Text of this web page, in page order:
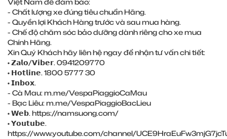
Việt Nam để đảm bảo:
- Chất lượng xe đúng tiêu chuẩn Hãng.
- Quyền lợi Khách Hàng trước và sau mua hàng.
- Chế độ chăm sóc bảo dưỡng dành riêng cho xe mua
Chính Hãng.
Xin Quý Khách hãy liên hệ ngay để nhận tư vấn chi tiết:
• 𝗭𝗮𝗹𝗼/𝗩𝗶𝗯𝗲𝗿. 0941209770
• 𝗛𝗼𝘁𝗹𝗶𝗻𝗲. 1800 5777 30
• 𝗜𝗻𝗯𝗼𝘅.
- Cà Mau:m.me/VespaPiaggioCaMau
- Bạc Liêu:m.me/VespaPiaggioBacLieu
• 𝗪𝗲𝗯.https://namsuong.com/
• 𝗬𝗼𝘂𝘁𝘂𝗯𝗲.
https://www.youtube.com/channel/